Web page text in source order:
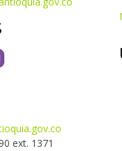
ext. 1371